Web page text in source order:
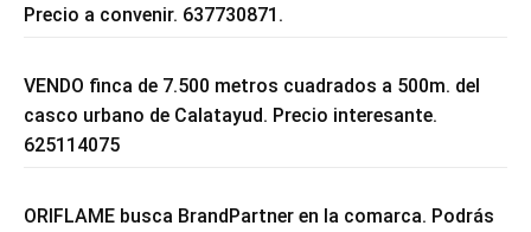
Precio a convenir. 637730871.
VENDO finca de 7.500 metros cuadrados a 500m. del
casco urbano de Calatayud. Precio interesante.
625114075
ORIFLAME busca BrandPartner en la comarca. Podrás